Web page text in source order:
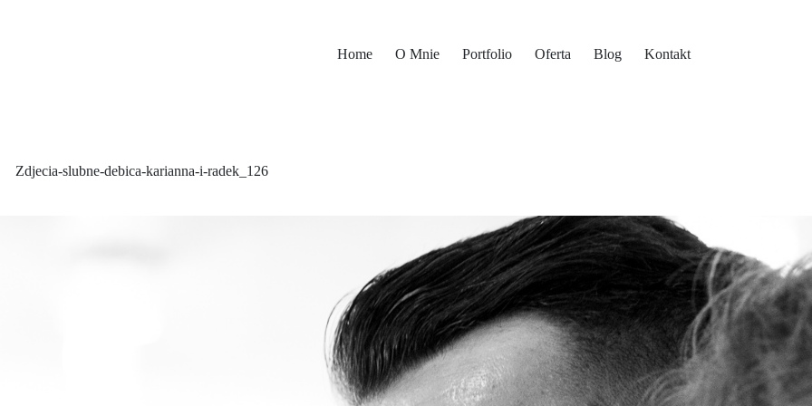
Home
O Mnie Portfolio Oferta Blog Kontakt
Zdjecia-slubne-debica-karianna-i-radek_126